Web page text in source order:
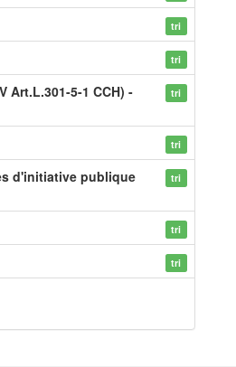
tri
tri
Art.L.301-5-1 CCH) -
tri
tri
d'initiative publique
tri
tri
tri